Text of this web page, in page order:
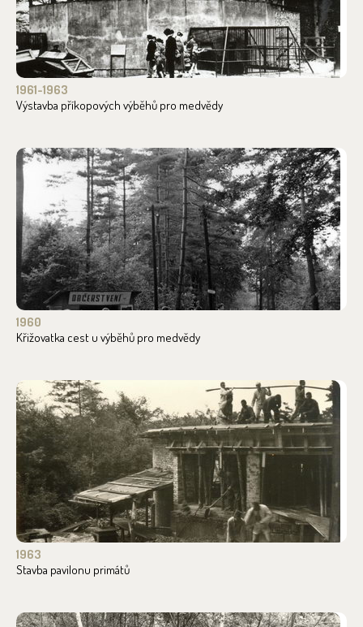
1961-1963
Výstavba příkopových výběhů pro medvědy
1960
Křižovatka cest u výběhů pro medvědy
1963
Stavba pavilonu primátů